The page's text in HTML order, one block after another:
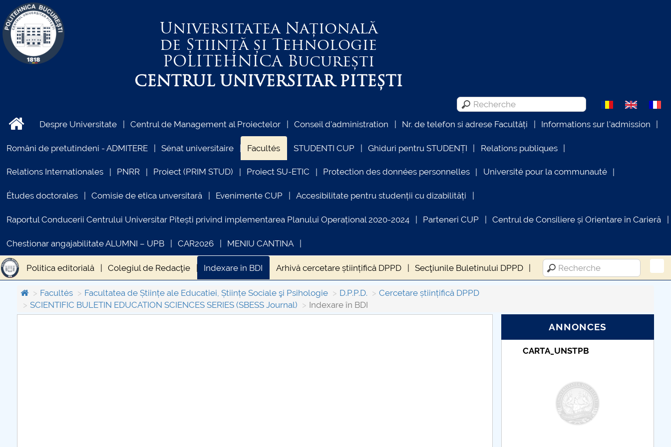
Universitatea Națională
de Știință și Tehnologie
POLITEHNICABucurești
CENTRUL UNIVERSITAR PITEȘTI
Despre Universitate Centrul de Management al Proiectelor Conseil d'administration Nr. de telefon si adrese Facultăți Informations sur l'admission
Români de pretutindeni - ADMITERE Sénat universitaire Facultés STUDENTI CUP Ghiduri pentru STUDENȚI Relations publiques
Relations Internationales PNRR Proiect (PRIM STUD) Proiect SU-ETIC Protection des données personnelles Université pour la communauté
Études doctorales Comisie de etica unversitară Evenimente CUP Accesibilitate pentru studenții cu dizabilități
Raportul Conducerii Centrului Universitar Pitești privind implementarea Planului Operațional 2020-2024 Parteneri CUP Centrul de Consiliere și Orientare în Carieră
Chestionar angajabilitate ALUMNI – UPB CAR2026 MENIU CANTINA
Politica editorială Colegiul de Redacţie Indexare în BDI Arhivă cercetare științifică DPPD Secţiunile Buletinului DPPD
Facultés Facultatea de Științe ale Educatiei, Științe Sociale şi Psihologie D.P.P.D.
Cercetare științifică DPPD
SCIENTIFIC BULETIN EDUCATION SCIENCES SERIES (SBESS Journal)
Indexare în BDI
ANNONCES
Taxe de școlarizare